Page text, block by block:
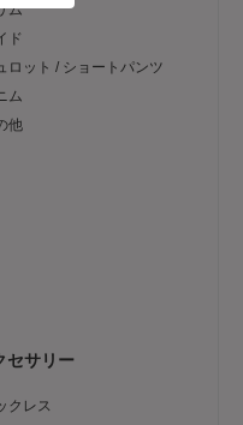
ム
ド
ロット / ショートパンツ
ム
他
セサリー
クレス